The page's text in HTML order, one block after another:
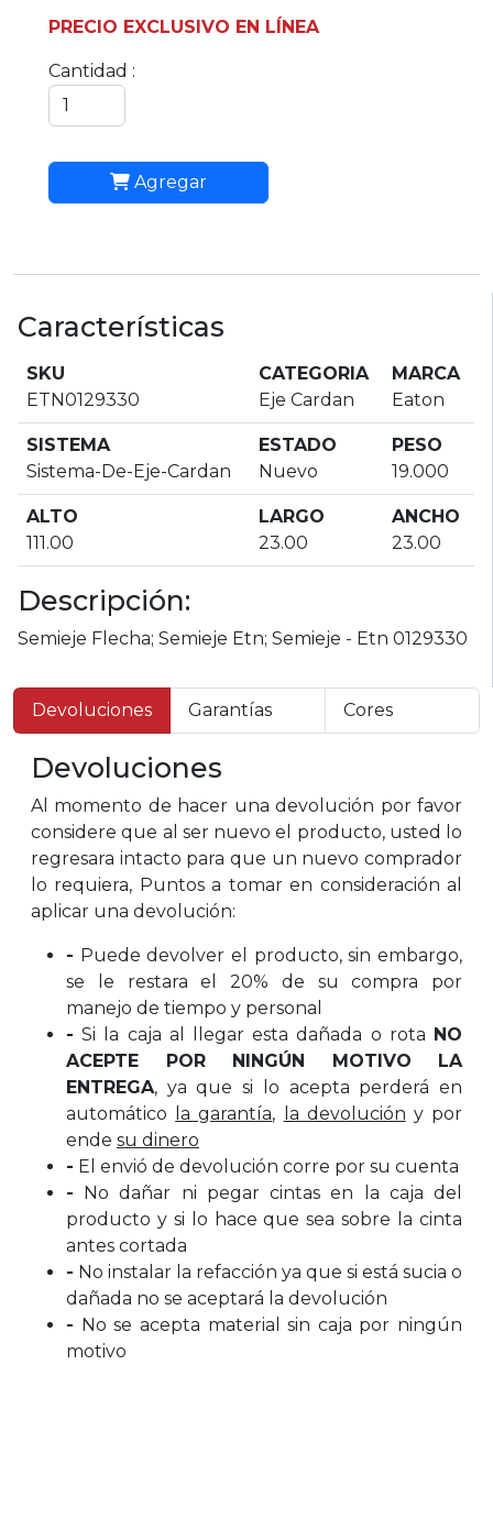
PRECIO EXCLUSIVO EN LÍNEA
Cantidad :
Agregar
Características
SKU
ETN0129330
CATEGORIA
Eje Cardan
MARCA
Eaton
SISTEMA
Sistema-De-Eje-Cardan
ESTADO
Nuevo
PESO
19.000
ALTO
111.00
LARGO
23.00
ANCHO
23.00
Descripción:
Semieje Flecha; Semieje Etn; Semieje - Etn 0129330
Devoluciones Garantías Cores
Devoluciones
Al momento de hacer una devolución por favor
considere que al ser nuevo el producto, usted lo
regresara intacto para que un nuevo comprador
lo requiera, Puntos a tomar en consideración al
aplicar una devolución:
- Puede devolver el producto, sin embargo,
se le restara el 20% de su compra por
manejo de tiempo y personal
- Si la caja al llegar esta dañada o rota NO
ACEPTE POR NINGÚN MOTIVO LA
ENTREGA, ya que si lo acepta perderá en
automático
la garantía, la devolución y por
ende su dinero
- El envió de devolución corre por su cuenta
- No dañar ni pegar cintas en la caja del
producto y si lo hace que sea sobre la cinta
antes cortada
- No instalar la refacción ya que si está sucia o
dañada no se aceptará la devolución
- No se acepta material sin caja por ningún
motivo